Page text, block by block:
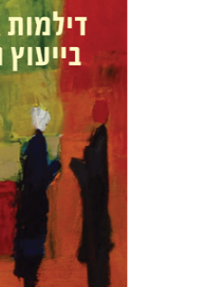
הנחת אתר
$35